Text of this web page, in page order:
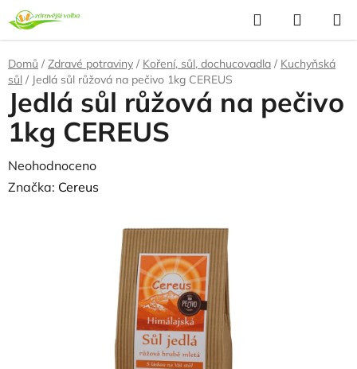
Přejít
na
obsah
Hledat
KOŠÍK
Domů / Zdravé potraviny / Koření, sůl, dochucovadla / Kuchyňská
sůl / Jedlá sůl růžová na pečivo 1kg CEREUS
Jedlá sůl růžová na pečivo
1kg CEREUS
Průměrné
hodnocení
Neohodnoceno
Značka: Cereus